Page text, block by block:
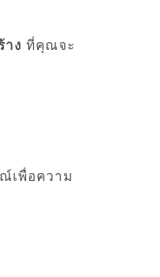
าง ที่คุณจะ
เพื่อความ